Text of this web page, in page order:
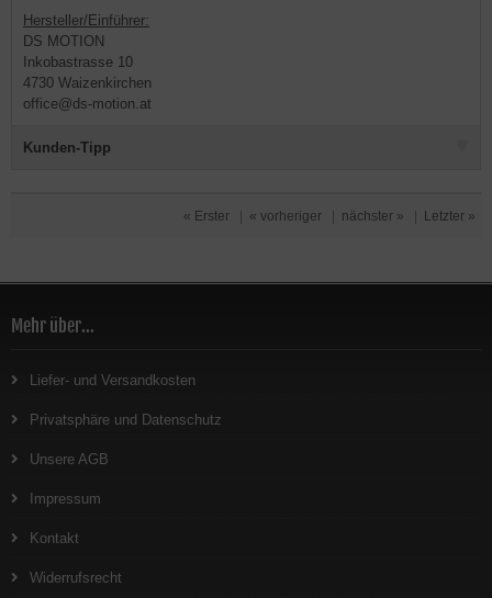
Hersteller/Einführer:
DS MOTION
Inkobastrasse 10
4730 Waizenkirchen
office@ds-motion.at
Kunden-Tipp
« Erster « vorheriger nächster » Letzter »
Mehr über...
Liefer- und Versandkosten
Privatsphäre und Datenschutz
Unsere AGB
Impressum
Kontakt
Widerrufsrecht